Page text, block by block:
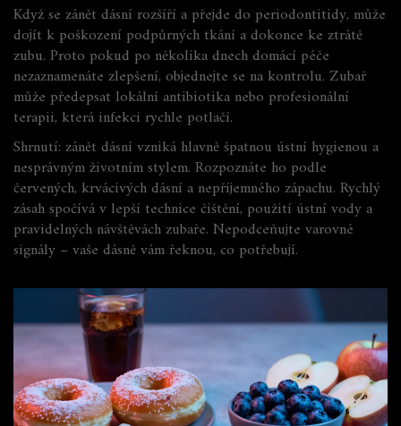
Když se zánět dásní rozšíří a přejde do periodontitidy, může
dojít k poškození podpůrných tkání a dokonce ke ztrátě
zubu. Proto pokud po několika dnech domácí péče
nezaznamenáte zlepšení, objednejte se na kontrolu. Zubař
může předepsat lokální antibiotika nebo profesionální
terapii, která infekci rychle potlačí.
Shrnutí: zánět dásní vzniká hlavně špatnou ústní hygienou a
nesprávným životním stylem. Rozpoznáte ho podle
červených, krvácivých dásní a nepříjemného zápachu. Rychlý
zásah spočívá v lepší technice čištění, použití ústní vody a
pravidelných návštěvách zubaře. Nepodceňujte varovné
signály – vaše dásně vám řeknou, co potřebují.